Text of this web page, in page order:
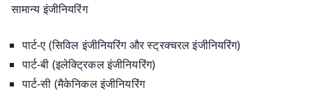
सामान्य इंजीनियरिंग
पार्ट-ए (सिविल इंजीनियरिंग और स्ट्रक्चरल इंजीनियरिंग)
पार्ट-बी (इलेक्ट्रिकल इंजीनियरिंग)
पार्ट-सी (मैकेनिकल इंजीनियरिंग